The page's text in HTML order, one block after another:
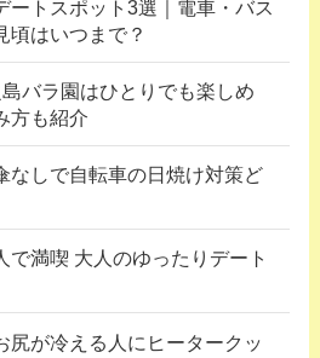
ートスポット3選｜電車・バス
頃はいつまで？
島バラ園はひとりでも楽しめ
方も紹介
なしで自転車の日焼け対策ど
で満喫 大人のゆったりデート
尻が冷える人にヒータークッ